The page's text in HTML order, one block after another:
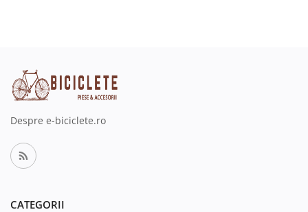
Despre e-biciclete.ro
CATEGORII